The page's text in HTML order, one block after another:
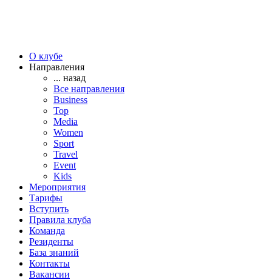
О клубе
Направления
... назад
Все направления
Business
Top
Media
Women
Sport
Travel
Event
Kids
Мероприятия
Тарифы
Вступить
Правила клуба
Команда
Резиденты
База знаний
Контакты
Вакансии